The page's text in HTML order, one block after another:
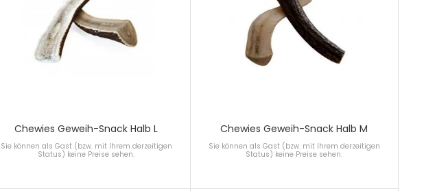
Chewies Geweih-Snack Halb L
Sie können als Gast (bzw. mit Ihrem derzeitigen
Status) keine Preise sehen.
Chewies Geweih-Snack Halb M
Sie können als Gast (bzw. mit Ihrem derzeitigen
Status) keine Preise sehen.